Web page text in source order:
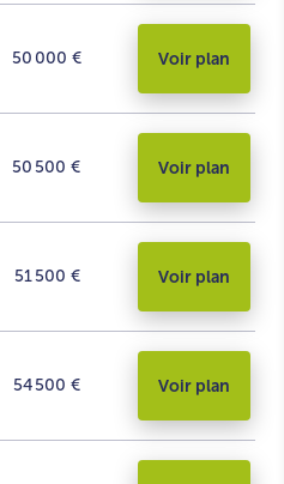
50 000 € Voir plan
50 500 € Voir plan
51 500 € Voir plan
54 500 € Voir plan